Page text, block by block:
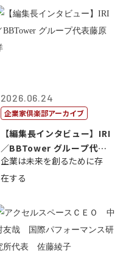
2026.06.24
企業家倶楽部アーカイブ
【編集長インタビュー】IRI
／BBTower グループ代表
藤...
企業は未来を創るために存
在する